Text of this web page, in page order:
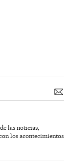
las noticias,
los acontecimientos